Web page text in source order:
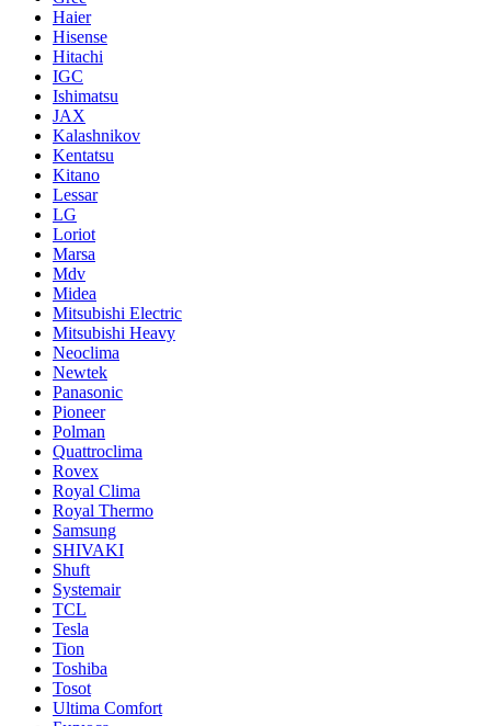
Haier
Hisense
Hitachi
IGC
Ishimatsu
JAX
Kalashnikov
Kentatsu
Kitano
Lessar
LG
Loriot
Marsa
Mdv
Midea
Mitsubishi Electric
Mitsubishi Heavy
Neoclima
Newtek
Panasonic
Pioneer
Polman
Quattroclima
Rovex
Royal Clima
Royal Thermo
Samsung
SHIVAKI
Shuft
Systemair
TCL
Tesla
Tion
Toshiba
Tosot
Ultima Comfort